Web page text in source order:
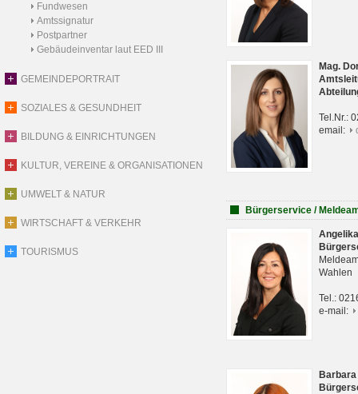
Fundwesen
Amtssignatur
Postpartner
Gebäudeinventar laut EED III
GEMEINDEPORTRAIT
SOZIALES & GESUNDHEIT
BILDUNG & EINRICHTUNGEN
KULTUR, VEREINE & ORGANISATIONEN
UMWELT & NATUR
WIRTSCHAFT & VERKEHR
TOURISMUS
Mag.
Tel.Nr.:
email:
Bürgerservice /
Wahlen
Tel.:
e-mail: